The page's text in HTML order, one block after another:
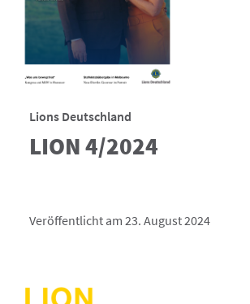
Lions Deutschland
LION 4/2024
Veröffentlicht am 23. August 2024